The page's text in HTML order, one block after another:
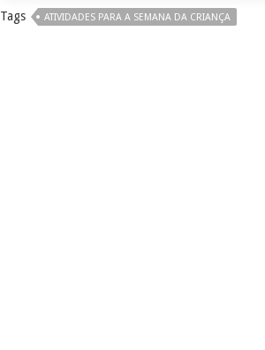
Tags ATIVIDADES PARA A SEMANA DA CRIANÇA